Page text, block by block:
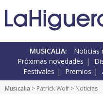
MUSICALIA: Noticias
Próximas novedades
Festivales
Premios
Musicalia > Patrick Wolf > Noticias